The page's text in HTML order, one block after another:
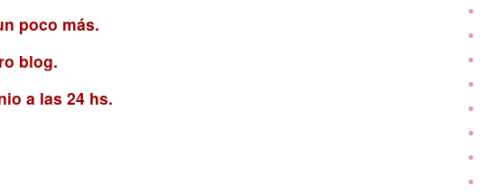
poco más.
blog.
a las 24 hs.